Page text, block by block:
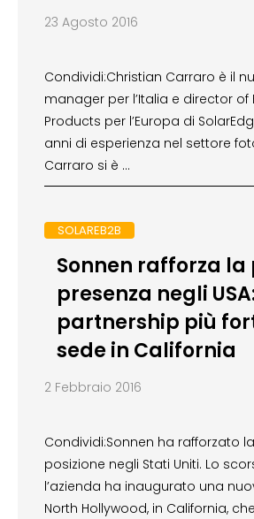
23 Agosto 2016
Condividi:Christian Carraro è il
manager per l’Italia e director
Products per l’Europa di
anni di esperienza nel settore
Carraro si è …
SOLAREB2B
Sonnen rafforza
presenza negli
partnership più
sede in California
2 Febbraio 2016
Condividi:Sonnen ha rafforzato
posizione negli Stati Uniti. Lo
l’azienda ha inaugurato una
North Hollywood, in California,